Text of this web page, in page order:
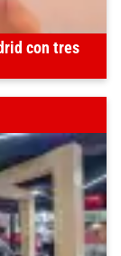
con tres